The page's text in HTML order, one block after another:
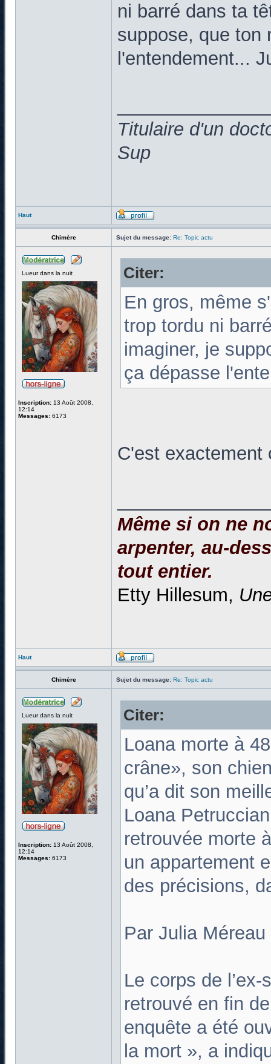
ni barré dans ta
suppose, que ton
l'entendement...
Titulaire d'un
Sup
Haut
Chimère Sujet du message: Re: Topic actu
Lueur dans la nuit
Inscription: 13 Août 2008,
12:14
Messages: 6173
Citer:
En gros, même
trop tordu ni
imaginer, je
ça dépasse
C'est exactement
Même si on ne
arpenter, au-
tout entier.
Etty Hillesum,
Haut
Chimère Sujet du message: Re: Topic actu
Lueur dans la nuit
Inscription: 13 Août 2008,
12:14
Messages: 6173
Citer:
Loana morte à
crâne», son
qu’a dit son
Loana
retrouvée morte
un appartement
des précisions,
Par Julia
Le corps de
retrouvé en fin
enquête a été
la mort », a